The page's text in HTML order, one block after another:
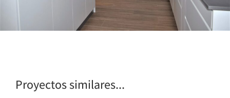
Proyectos similares...